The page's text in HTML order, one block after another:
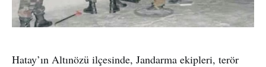
Hatay’ın Altınözü ilçesinde, Jandarma ekipleri, terör